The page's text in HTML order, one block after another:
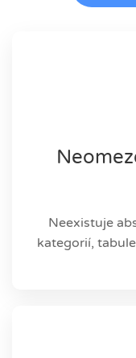
Neexistuje
kategorií,